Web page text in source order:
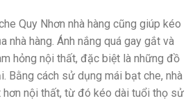
Quy Nhơn nhà hàng cũng giúp kéo
nhà hàng. Ánh nắng quá gay gắt và
hỏng nội thất, đặc biệt là những đồ
Bằng cách sử dụng mái bạt che, nhà
hơn nội thất, từ đó kéo dài tuổi thọ sử